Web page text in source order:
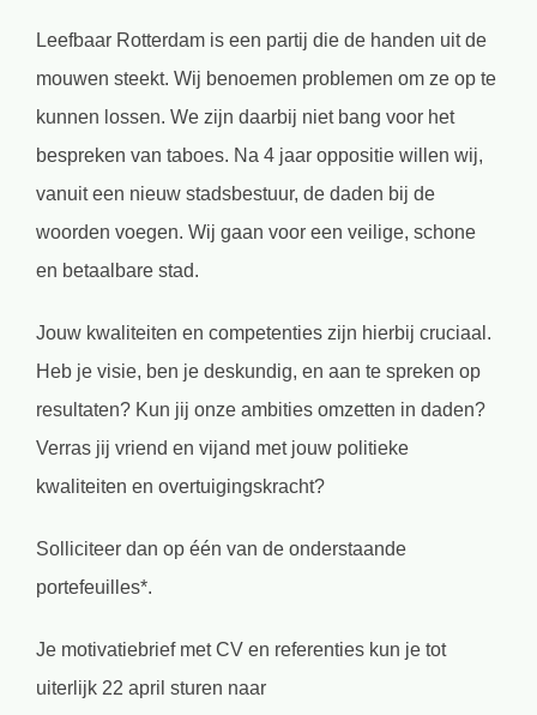
Leefbaar Rotterdam is een partij die de handen uit de
mouwen steekt. Wij benoemen problemen om ze op te
kunnen lossen. We zijn daarbij niet bang voor het
bespreken van taboes. Na 4 jaar oppositie willen wij,
vanuit een nieuw stadsbestuur, de daden bij de
woorden voegen. Wij gaan voor een veilige, schone
en betaalbare stad.
Jouw kwaliteiten en competenties zijn hierbij cruciaal.
Heb je visie, ben je deskundig, en aan te spreken op
resultaten? Kun jij onze ambities omzetten in daden?
Verras jij vriend en vijand met jouw politieke
kwaliteiten en overtuigingskracht?
Solliciteer dan op één van de onderstaande
portefeuilles*.
Je motivatiebrief met CV en referenties kun je tot
uiterlijk 22 april sturen naar